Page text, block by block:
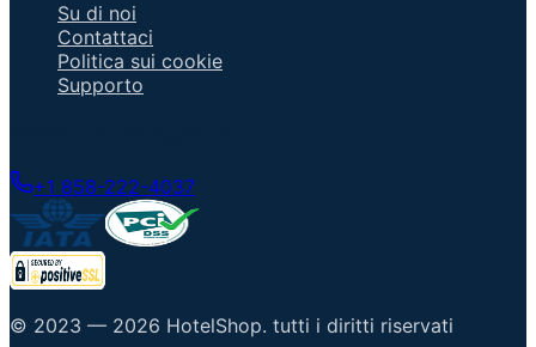
Su di noi
Contattaci
Politica sui cookie
Supporto
+1 858-222-4037
© 2023 — 2026 HotelShop. tutti i diritti riservati